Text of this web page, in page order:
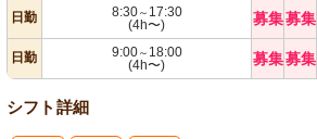
日勤 8:30～ 17:30
(4h〜)
募集募集
日勤 9:00～ 18:00
(4h〜)
募集募集
シフト詳細